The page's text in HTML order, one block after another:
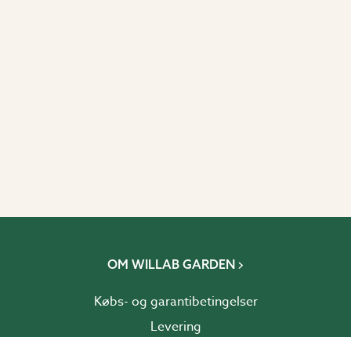
OM WILLAB GARDEN
Købs- og garantibetingelser
Levering